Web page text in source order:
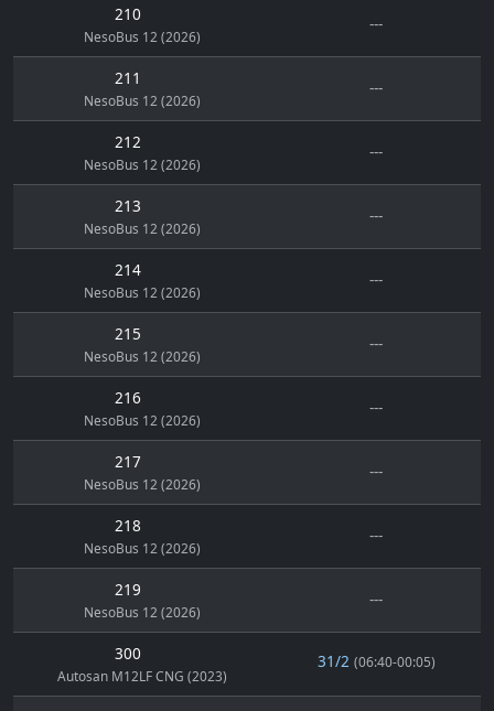
210
NesoBus 12 (2026)
---
211
NesoBus 12 (2026)
---
212
NesoBus 12 (2026)
---
213
NesoBus 12 (2026)
---
214
NesoBus 12 (2026)
---
215
NesoBus 12 (2026)
---
216
NesoBus 12 (2026)
---
217
NesoBus 12 (2026)
---
218
NesoBus 12 (2026)
---
219
NesoBus 12 (2026)
---
300
Autosan M12LF CNG (2023)
31/2 (06:40-00:05)